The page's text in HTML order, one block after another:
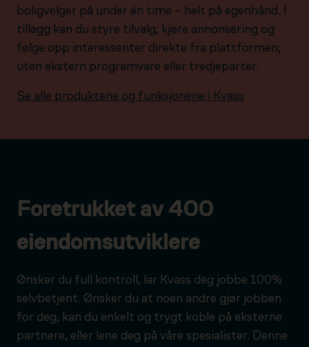
boligvelger på under én time – helt på egenhånd. I
tillegg kan du styre tilvalg, kjøre annonsering og
følge opp interessenter direkte fra plattformen,
uten ekstern programvare eller tredjeparter.
Se alle produktene og funksjonene i Kvass
Foretrukket av 400
eiendomsutviklere
Ønsker du full kontroll, lar Kvass deg jobbe 100%
selvbetjent. Ønsker du at noen andre gjør jobben
for deg, kan du enkelt og trygt koble på eksterne
partnere, eller lene deg på våre spesialister. Denne